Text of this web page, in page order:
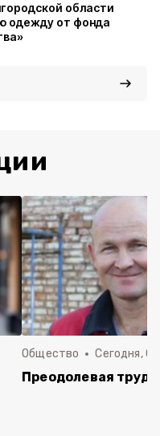
области
одежду от фонда
Общество Сегодня,
Преодолевая